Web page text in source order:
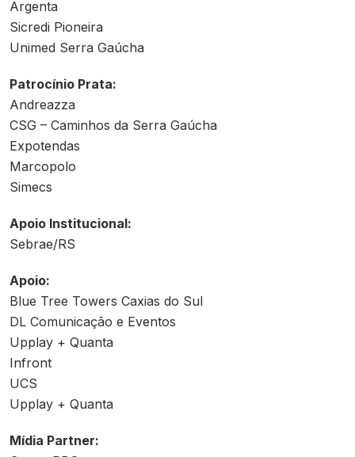
Argenta
Sicredi Pioneira
Unimed Serra Gaúcha
Patrocínio Prata:
Andreazza
CSG – Caminhos da Serra Gaúcha
Expotendas
Marcopolo
Simecs
Apoio Institucional:
Sebrae/RS
Apoio:
Blue Tree Towers Caxias do Sul
DL Comunicação e Eventos
Upplay + Quanta
Infront
UCS
Upplay + Quanta
Mídia Partner: